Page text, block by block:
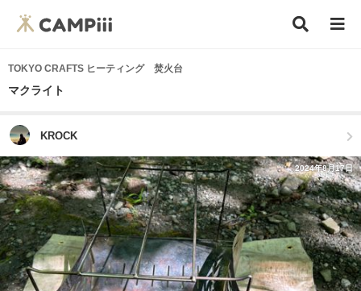
TOKYO CRAFTS ヒーティング 焚火台
マクライト
KROCK
2024年8月17日